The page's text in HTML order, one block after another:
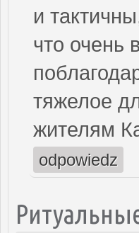
и
что очень
тяжелое
жителям
odpowiedz